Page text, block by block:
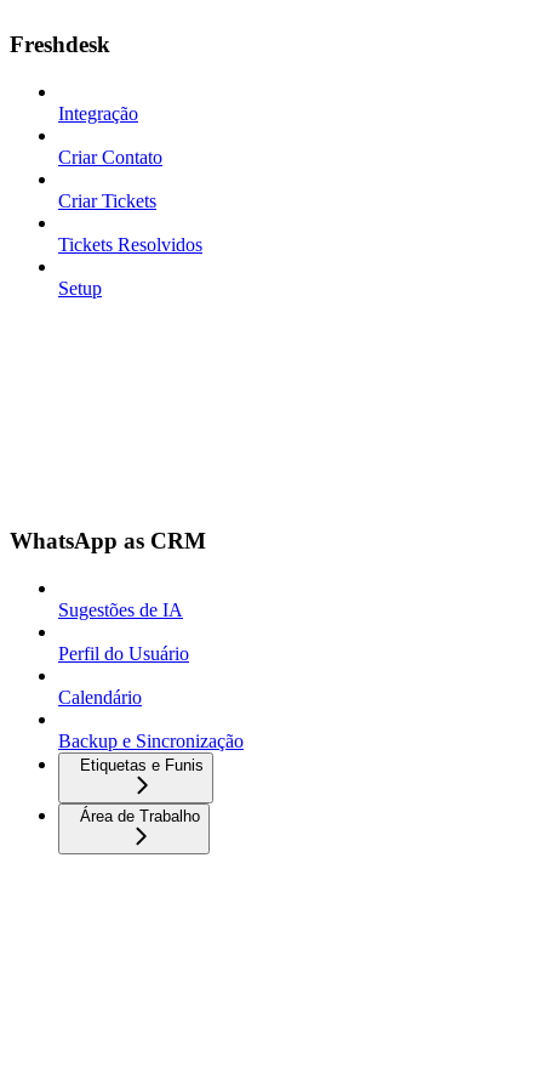
Freshdesk
Integração
Criar Contato
Criar Tickets
Tickets Resolvidos
Setup
WhatsApp as CRM
Sugestões de IA
Perfil do Usuário
Calendário
Backup e Sincronização
Etiquetas e Funis
Área de Trabalho